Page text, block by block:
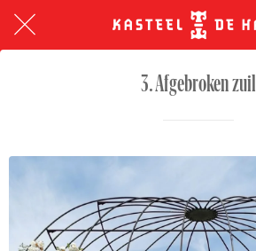
3. Afgebroken zuil